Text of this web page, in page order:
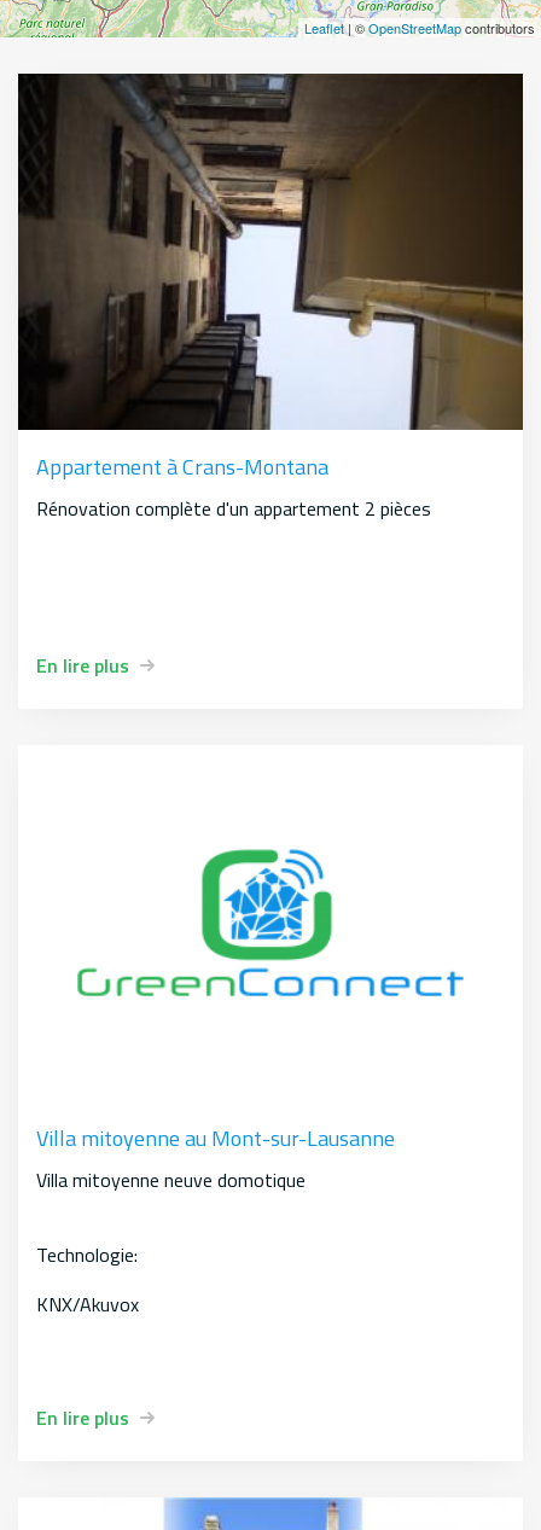
Leaflet| ©OpenStreetMapcontributors
Appartement à Crans-Montana
Rénovation complète d'un appartement 2 pièces
En lire plus
Villa mitoyenne au Mont-sur-Lausanne
Villa mitoyenne neuve domotique
Technologie:
KNX/Akuvox
En lire plus